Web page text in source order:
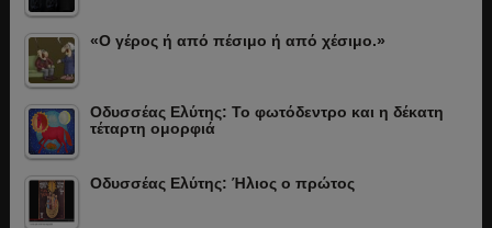
«Ο γέρος ή από πέσιμο ή από χέσιμο.»
Οδυσσέας Ελύτης: Το φωτόδεντρο και η δέκατη
τέταρτη ομορφιά
Οδυσσέας Ελύτης: Ήλιος ο πρώτος